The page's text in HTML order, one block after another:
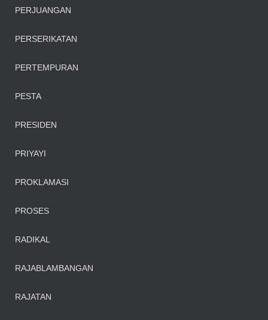
PERJUANGAN
PERSERIKATAN
PERTEMPURAN
PESTA
PRESIDEN
PRIYAYI
PROKLAMASI
PROSES
RADIKAL
RAJABLAMBANGAN
RAJATAN